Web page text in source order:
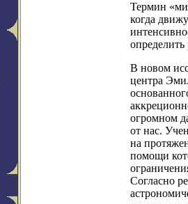
Термин
когда
определить
В новом
центра
огромном
от нас.
на
помощи
Согласно